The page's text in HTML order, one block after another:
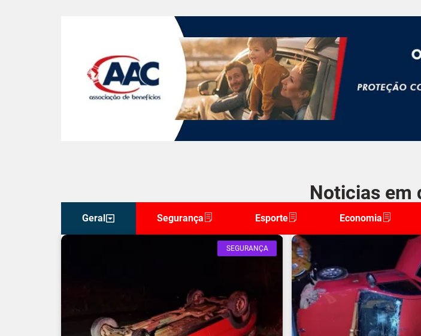
Noticias em
Geral Segurança Esporte Economia
SEGURANÇA